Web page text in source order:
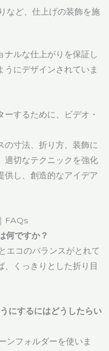
など、仕上げの装飾を施
ナルな仕上がりを保証し
うにデザインされていま
するために、ビデオ・
の寸法、折り方、装飾に
適切なテクニックを強化
供し、創造的なアイデア
FAQs
何ですか？
エコのバランスがとれて
、くっきりとした折り目
にするにはどうしたらい
ンフォルダーを使いま